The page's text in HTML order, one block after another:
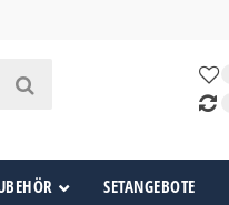
SETANGEBOTE